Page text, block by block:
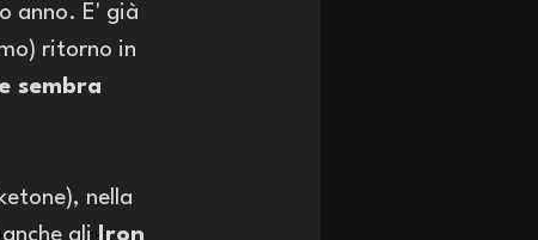
anno. E' già
ritorno in
sembra
nella